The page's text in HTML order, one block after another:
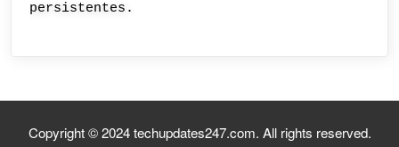
persistentes.
Copyright © 2024 techupdates247.com. All rights reserved.